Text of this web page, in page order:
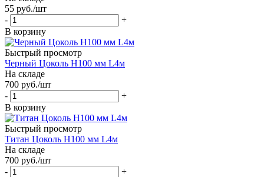
55 руб./шт
-
+
В корзину
Быстрый просмотр
Черный Цоколь Н100 мм L4м
На складе
700 руб./шт
-
+
В корзину
Быстрый просмотр
Титан Цоколь Н100 мм L4м
На складе
700 руб./шт
-
+